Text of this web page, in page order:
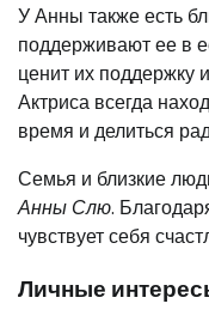
У Анны также есть
поддерживают ее в
ценит их поддержку
Актриса всегда
время и делиться
Семья и близкие
Анны Слю.
чувствует себя
Личные